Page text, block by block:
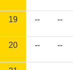
19 -- --
20 -- --